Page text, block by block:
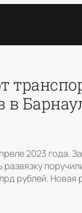
в
2023 года.
развязку
рублей.